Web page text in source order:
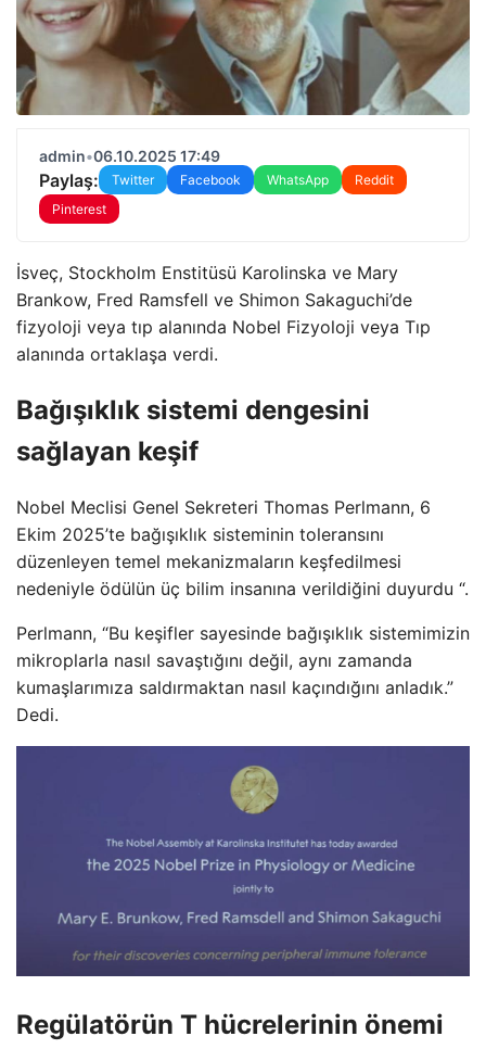
admin•06.10.2025 17:49
Paylaş: Twitter Facebook WhatsApp
Reddit
Pinterest
İsveç, Stockholm Enstitüsü Karolinska ve Mary
Brankow, Fred Ramsfell ve Shimon Sakaguchi’de
fizyoloji veya tıp alanında Nobel Fizyoloji veya Tıp
alanında ortaklaşa verdi.
Bağışıklık sistemi dengesini
sağlayan keşif
Nobel Meclisi Genel Sekreteri Thomas Perlmann, 6
Ekim 2025’te bağışıklık sisteminin toleransını
düzenleyen temel mekanizmaların keşfedilmesi
nedeniyle ödülün üç bilim insanına verildiğini duyurdu “.
Perlmann, “Bu keşifler sayesinde bağışıklık sistemimizin
mikroplarla nasıl savaştığını değil, aynı zamanda
kumaşlarımıza saldırmaktan nasıl kaçındığını anladık.”
Dedi.
Regülatörün T hücrelerinin önemi